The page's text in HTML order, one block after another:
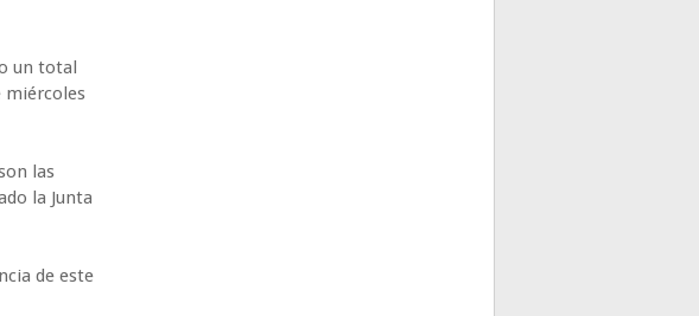
un total
miércoles
las
la Junta
de este